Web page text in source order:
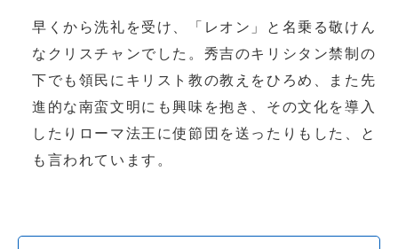
早くから洗礼を受け、「レオン」と名乗る敬けん
なクリスチャンでした。秀吉のキリシタン禁制の
下でも領民にキリスト教の教えをひろめ、また先
進的な南蛮文明にも興味を抱き、その文化を導入
したりローマ法王に使節団を送ったりもした、と
も言われています。